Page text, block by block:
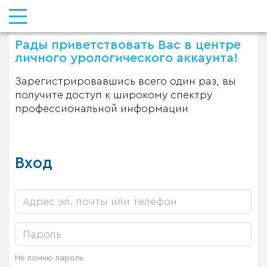
Рады приветствовать Вас в центре
личного урологического аккаунта!
Зарегистрировавшись всего один раз, вы
получите доступ к широкому спектру
профессиональной информации
Вход
Не помню пароль